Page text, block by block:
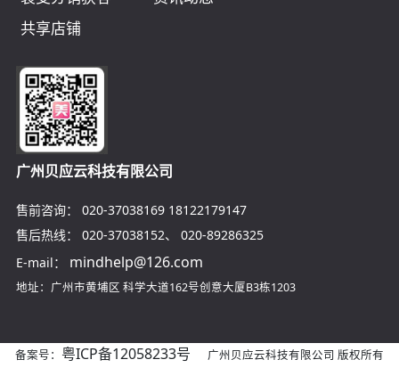
共享店铺
广州贝应云科技有限公司
售前咨询： 020-37038169 18122179147
售后热线：
020-37038152、 020-89286325
E-mail：
mindhelp@126.com
地址：广州市黄埔区 科学大道162号创意大厦B3栋1203
备案号： 粤ICP备12058233号 广州贝应云科技有限公司 版权所有